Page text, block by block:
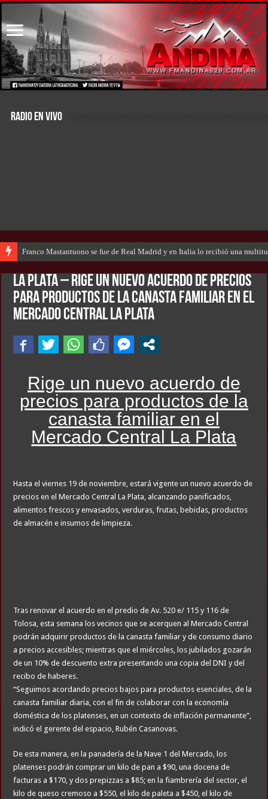
RADIO EN VIVO
Franco Mastantuono se fue de Real Madrid y en Italia lo recibió una
LA PLATA – Rige un nuevo acuerdo de precios
para productos de la canasta familiar en el
Mercado Central La Plata
Rige un nuevo acuerdo de
precios para productos de la
canasta familiar en el
Mercado Central La Plata
Hasta el viernes 19 de noviembre, estará vigente un nuevo acuerdo de
precios en el Mercado Central La Plata, alcanzando panificados,
alimentos frescos y envasados, verduras, frutas, bebidas, productos
de almacén e insumos de limpieza.
Tras renovar el acuerdo en el predio de Av. 520 e/ 115 y 116 de
Tolosa, esta semana los vecinos que se acerquen al Mercado Central
podrán adquirir productos de la canasta familiar y de consumo diario
a precios accesibles; mientras que el miércoles, los jubilados gozarán
de un 10% de descuento extra presentando una copia del DNI y del
recibo de haberes.
“Seguimos acordando precios bajos para productos esenciales, de la
canasta familiar diaria, con el fin de colaborar con la economía
doméstica de los platenses, en un contexto de inflación permanente”,
indicó el gerente del espacio, Rubén Casanovas.
De esta manera, en la panadería de la Nave 1 del Mercado, los
platenses podrán comprar un kilo de pan a $90, una docena de
facturas a $170, y dos prepizzas a $85; en la fiambrería del sector, el
kilo de queso cremoso a $550, el kilo de paleta a $450, el kilo de